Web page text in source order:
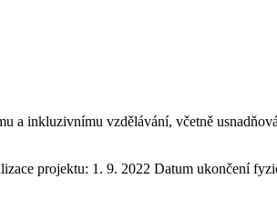
a inkluzivnímu vzdělávání, včetně
projektu: 1. 9. 2022 Datum ukončení